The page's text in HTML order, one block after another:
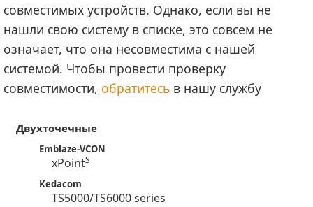
совместимых устройств. Однако, если вы не
нашли свою систему в списке, это совсем не
означает, что она несовместима с нашей
системой. Чтобы провести проверку
совместимости, обратитесь в нашу службу
Двухточечные
Emblaze-VCON
xPointS
Kedacom
TS5000/TS6000 series